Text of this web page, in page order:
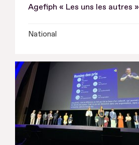
Agefiph « Les uns les autres »
National